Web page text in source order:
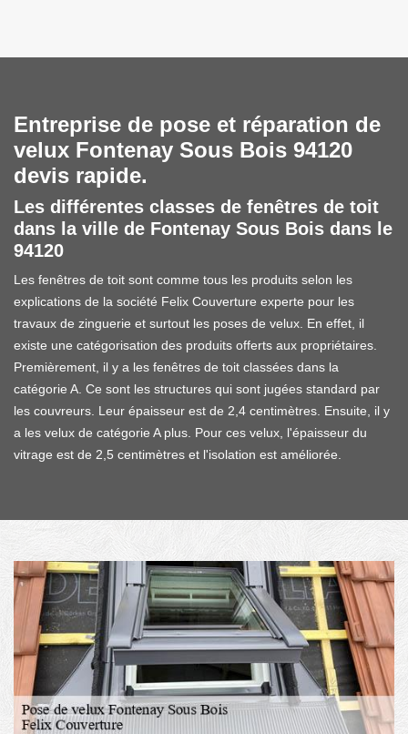
Entreprise de pose et réparation de
velux Fontenay Sous Bois 94120
devis rapide.
Les différentes classes de fenêtres de toit
dans la ville de Fontenay Sous Bois dans le
94120
Les fenêtres de toit sont comme tous les produits selon les
explications de la société Felix Couverture experte pour les
travaux de zinguerie et surtout les poses de velux. En effet, il
existe une catégorisation des produits offerts aux propriétaires.
Premièrement, il y a les fenêtres de toit classées dans la
catégorie A. Ce sont les structures qui sont jugées standard par
les couvreurs. Leur épaisseur est de 2,4 centimètres. Ensuite, il y
a les velux de catégorie A plus. Pour ces velux, l'épaisseur du
vitrage est de 2,5 centimètres et l'isolation est améliorée.